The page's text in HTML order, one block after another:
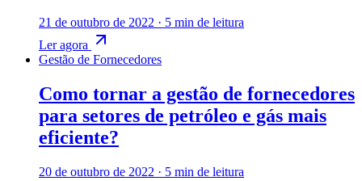
21 de outubro de 2022 · 5 min de leitura
Ler agora
Gestão de Fornecedores
Como tornar a gestão de fornecedores
para setores de petróleo e gás mais
eficiente?
20 de outubro de 2022 · 5 min de leitura